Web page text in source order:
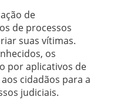
de
de processos
suas vítimas.
os
por aplicativos de
cidadãos para a
judiciais.